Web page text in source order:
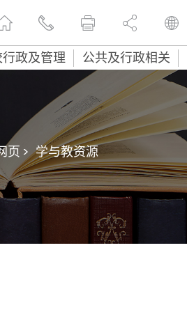
政及管理 公共及行政相关
页 > 学与教资源